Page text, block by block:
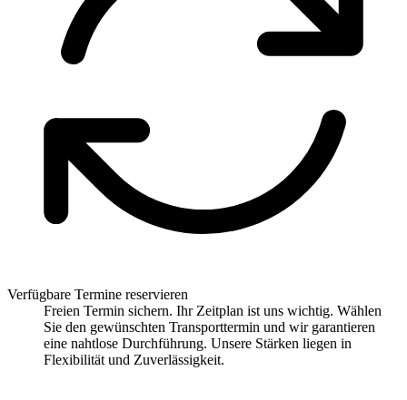
Verfügbare Termine reservieren
Freien Termin sichern. Ihr Zeitplan ist uns wichtig. Wählen
Sie den gewünschten Transporttermin und wir garantieren
eine nahtlose Durchführung. Unsere Stärken liegen in
Flexibilität und Zuverlässigkeit.